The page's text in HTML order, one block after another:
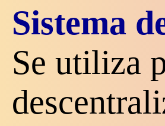
Sistema
Se utiliza